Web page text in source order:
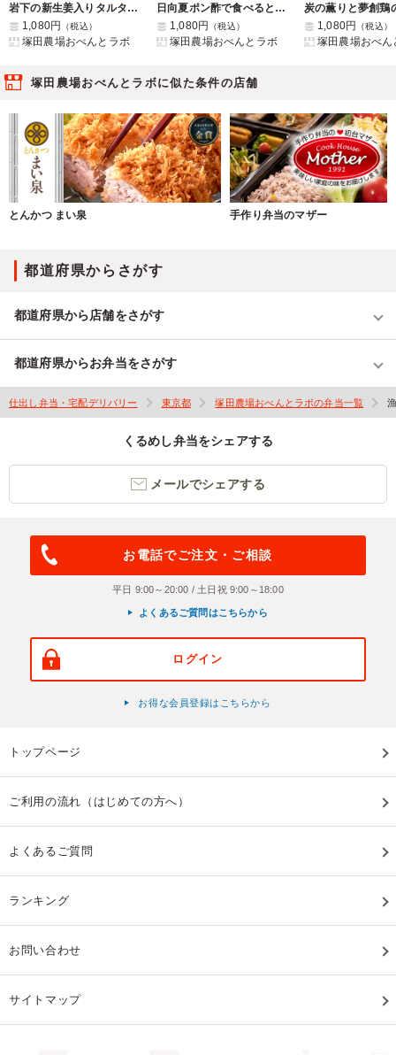
岩下の新生姜入りタルタル 若鶏のチキン南蛮弁当
1,080円
（税込）
塚田農場おべんとラボ
日向夏ポン酢で食べるとり天と親子そぼろ弁当【8/31まで納品可能】
1,080円
（税込）
塚田農場おべんとラボ
1,080円 （税込）
塚田農場おべん
塚田農場おべんとラボに似た条件の店舗
とんかつ まい泉 手作り弁当のマザー
都道府県からさがす
都道府県から店舗をさがす
都道府県からお弁当をさがす
仕出し弁当・宅配デリバリー 東京都 塚田農場おべんとラボの弁当一覧
くるめし弁当をシェアする
メールでシェアする
お電話でご注文・ご相談
平日 9:00～20:00 / 土日祝 9:00～18:00
よくあるご質問はこちらから
ログイン
お得な会員登録はこちらから
トップページ
ご利用の流れ（はじめての方へ）
よくあるご質問
ランキング
お問い合わせ
サイトマップ